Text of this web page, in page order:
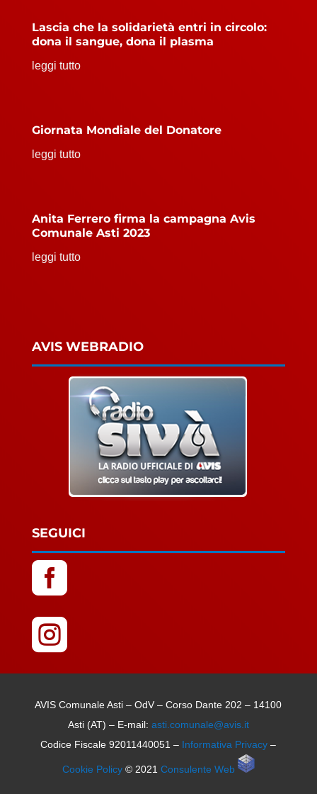
Lascia che la solidarietà entri in circolo:
dona il sangue, dona il plasma
leggi tutto
Giornata Mondiale del Donatore
leggi tutto
Anita Ferrero firma la campagna Avis
Comunale Asti 2023
leggi tutto
AVIS WEBRADIO
SEGUICI


AVIS Comunale Asti – OdV – Corso Dante 202 – 14100
Asti (AT) – E-mail: asti.comunale@avis.it
Codice Fiscale 92011440051 – Informativa Privacy –
Cookie Policy© 2021 Consulente Web